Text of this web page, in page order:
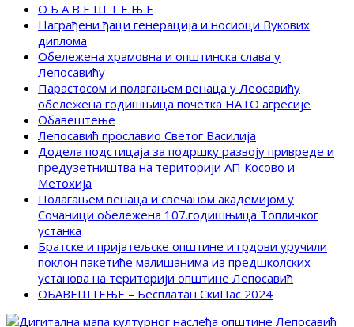
О Б А В Е Ш Т Е Њ Е
Награђени ђаци генерација и носиоци Вукових
диплома
Обележена храмовна и општинска слава у
Лепосавићу
Парастосом и полагањем венаца у Леосавићу
обележена годишњица почетка НАТО агресије
Обавештење
Лепосавић прославио Светог Василија
Додела подстицаја за подршку развоју привреде и
предузетништва на територији АП Косово и
Метохија
Полагањем венаца и свечаном академијом у
Сочаници обележена 107.годишњица Топличког
устанка
Братске и пријатељске општине и грдови уручили
поклон пакетиће малишанима из предшколских
установа на територији општине Лепосавић
ОБАВЕШТЕЊЕ – Бесплатан СкиПас 2024